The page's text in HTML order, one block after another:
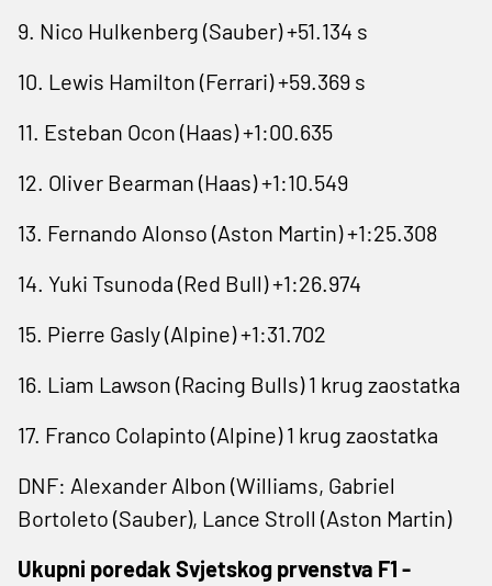
9. Nico Hulkenberg (Sauber) +51.134 s
10. Lewis Hamilton (Ferrari) +59.369 s
11. Esteban Ocon (Haas) +1:00.635
12. Oliver Bearman (Haas) +1:10.549
13. Fernando Alonso (Aston Martin) +1:25.308
14. Yuki Tsunoda (Red Bull) +1:26.974
15. Pierre Gasly (Alpine) +1:31.702
16. Liam Lawson (Racing Bulls) 1 krug zaostatka
17. Franco Colapinto (Alpine) 1 krug zaostatka
DNF: Alexander Albon (Williams, Gabriel
Bortoleto (Sauber), Lance Stroll (Aston Martin)
Ukupni poredak Svjetskog prvenstva F1 -